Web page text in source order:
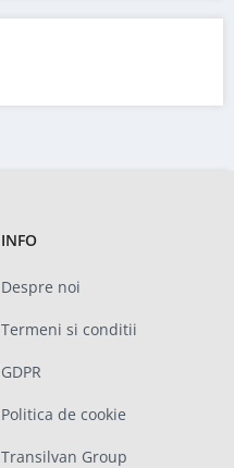
INFO
Despre noi
Termeni si conditii
GDPR
Politica de cookie
Transilvan Group